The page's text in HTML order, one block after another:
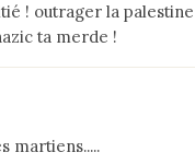
! outrager la
ta merde !
martiens.....